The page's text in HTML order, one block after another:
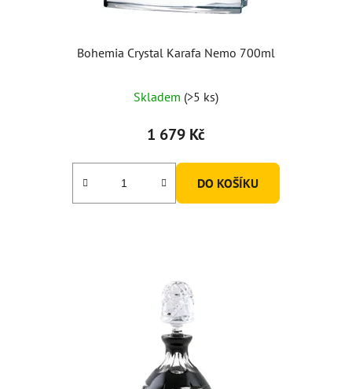
Bohemia Crystal Karafa Nemo 700ml
Skladem (>5 ks)
1 679 Kč
DO KOŠÍKU